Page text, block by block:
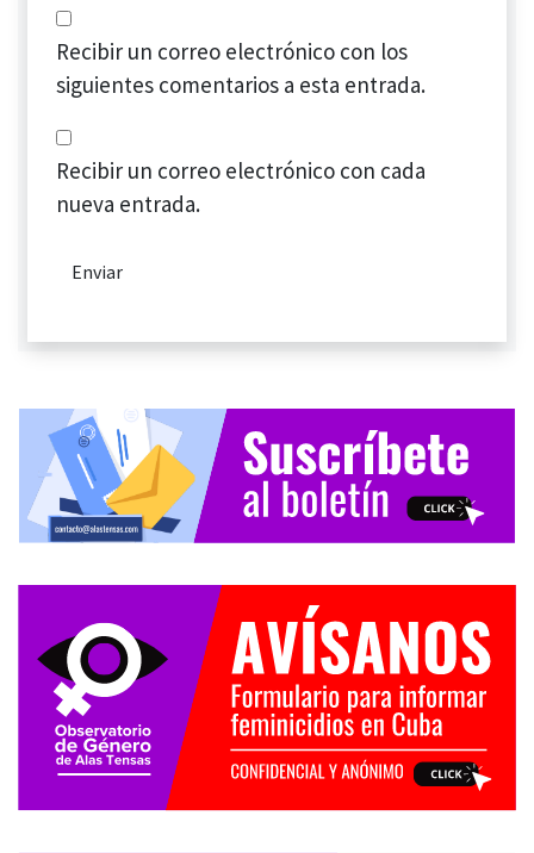
Recibir un correo electrónico con los
siguientes comentarios a esta entrada.
Recibir un correo electrónico con cada
nueva entrada.